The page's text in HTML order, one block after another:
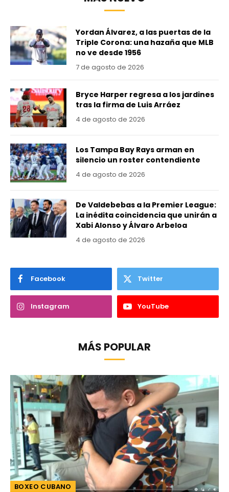
Yordan Álvarez, a las puertas de la
Triple Corona: una hazaña que MLB
no ve desde 1956
7 de agosto de 2026
Bryce Harper regresa a los jardines
tras la firma de Luis Arráez
4 de agosto de 2026
Los Tampa Bay Rays arman en
silencio un roster contendiente
4 de agosto de 2026
De Valdebebas a la Premier League:
La inédita coincidencia que unirán a
Xabi Alonso y Álvaro Arbeloa
4 de agosto de 2026
Facebook Twitter
Instagram YouTube
MÁS POPULAR
BOXEO CUBANO